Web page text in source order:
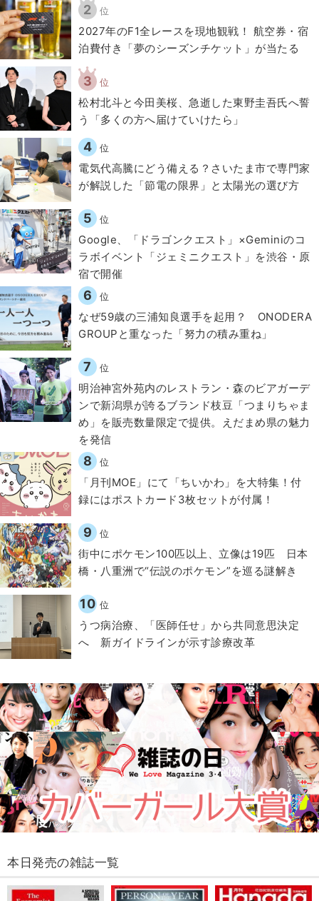
2 位
2027年のF1全レースを現地観戦！ 航空券・宿
泊費付き「夢のシーズンチケット」が当たる
3 位
松村北斗と今田美桜、急逝した東野圭吾氏へ誓
う「多くの方へ届けていけたら」
4 位
電気代高騰にどう備える？さいたま市で専門家
が解説した「節電の限界」と太陽光の選び方
5 位
Google、「ドラゴンクエスト」×Geminiのコ
ラボイベント「ジェミニクエスト」を渋谷・原
宿で開催
6 位
なぜ59歳の三浦知良選手を起用？ ONODERA
GROUPと重なった「努力の積み重ね」
7 位
明治神宮外苑内のレストラン・森のビアガーデ
ンで新潟県が誇るブランド枝豆「つまりちゃま
め」を販売数量限定で提供。えだまめ県の魅力
を発信
8 位
「月刊MOE」にて「ちいかわ」を大特集！付
録にはポストカード3枚セットが付属！
9 位
街中にポケモン100匹以上、立像は19匹 日本
橋・八重洲で“伝説のポケモン”を巡る謎解き
10 位
うつ病治療、「医師任せ」から共同意思決定
へ 新ガイドラインが示す診療改革
本日発売の雑誌一覧